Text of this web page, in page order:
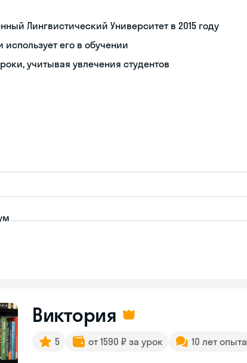
Лингвистический Университет в 2015 году
его в обучении
учитывая увлечения студентов
Виктория
5 от 1590 ₽ за урок 10 лет опыта